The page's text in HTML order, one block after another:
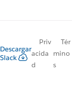
Descargar
Slack
Priv
acida
d
Tér
mino
s